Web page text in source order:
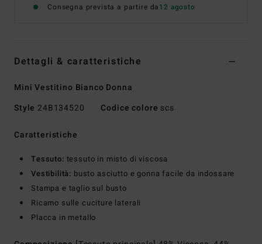
Consegna prevista a partire da12 agosto
Dettagli & caratteristiche
Mini Vestitino Bianco Donna
Style 24B134520 Codice colore scs
Caratteristiche
Tessuto: tessuto in misto di viscosa
Vestibilità: busto asciutto e gonna facile da indossare
Stampa e taglio sul busto
Ricamo sulle cuciture laterali
Placca in metallo